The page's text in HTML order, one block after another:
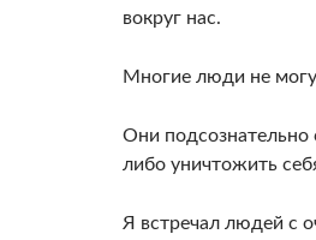
вокруг нас.
Многие люди не
Они подсознательно
либо уничтожить
Я встречал людей с